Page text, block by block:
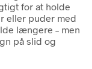
for at holde
eller puder med
længere – men
på slid og